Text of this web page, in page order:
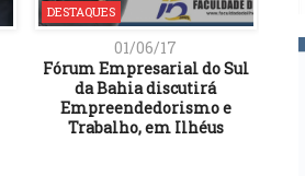
DESTAQUES
01/06/17
Fórum Empresarial do Sul
da Bahia discutirá
Empreendedorismo e
Trabalho, em Ilhéus